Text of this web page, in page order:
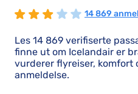
14 869
Les 14 869 verifiserte
finne ut om Icelandair er
vurderer flyreiser, komfort
anmeldelse.